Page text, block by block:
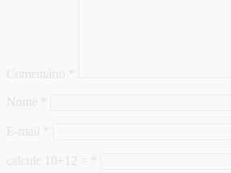
Comentário
Nome
E-mail
calcule 10+12 =